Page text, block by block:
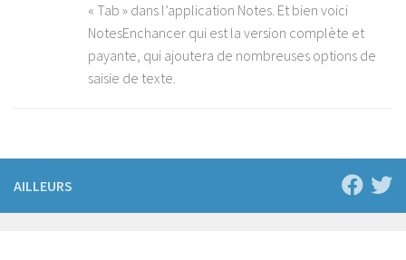
« Tab » dans l’application Notes. Et bien voici
NotesEnchancer qui est la version complète et
payante, qui ajoutera de nombreuses options de
saisie de texte.
AILLEURS